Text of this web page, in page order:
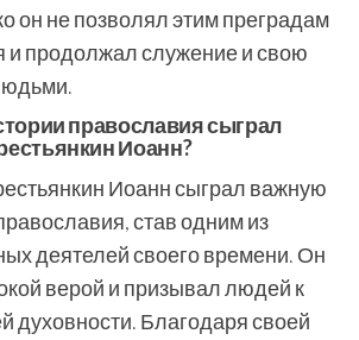
он не позволял этим преградам
и продолжал служение и свою
православия сыграл
Иоанн?
Иоанн сыграл важную
став одним из
деятелей своего времени. Он
верой и призывал людей к
духовности. Благодаря своей